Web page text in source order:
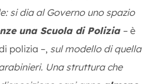
si dia al Governo uno spazio
una Scuola di Polizia – è
polizia –, sul modello di quella
Una struttura che